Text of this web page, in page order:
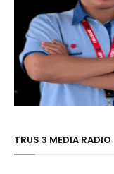
TRUS 3 MEDIA RADIO